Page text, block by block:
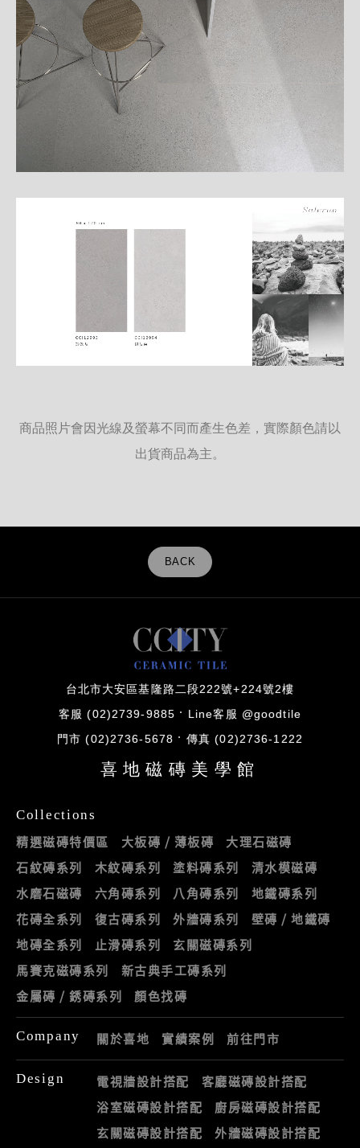
商品照片會因光線及螢幕不同而產生色差，實際顏色請以
出貨商品為主。
BACK
台北市大安區基隆路二段222號+224號2樓
客服 (02)2739-9885 Line客服 @goodtile
門市 (02)2736-5678 傳真 (02)2736-1222
喜地磁磚美學館
Collections
精選磁磚特價區 大板磚 / 薄板磚
大理石磁磚
石紋磚系列
木紋磚系列 塗料磚系列
清水模磁磚
水磨石磁磚
六角磚系列 八角磚系列
地鐵磚系列
花磚全系列
復古磚系列 外牆磚系列
壁磚 / 地鐵磚
地磚全系列
止滑磚系列
玄關磁磚系列
馬賽克磁磚系列
新古典手工磚系列
金屬磚 / 銹磚系列
顏色找磚
Company 關於喜地 實績案例 前往門市
Design 電視牆設計搭配
客廳磁磚設計搭配
浴室磁磚設計搭配
廚房磁磚設計搭配
玄關磁磚設計搭配
外牆磁磚設計搭配